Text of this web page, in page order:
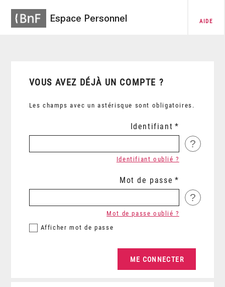
Espace Personnel AIDE
VOUS AVEZ DÉJÀ UN COMPTE ?
Les champs avec un astérisque sont obligatoires.
Identifiant
?
Identifiant oublié ?
Mot de passe
?
Afficher mot de passe
Mot de passe oublié ?